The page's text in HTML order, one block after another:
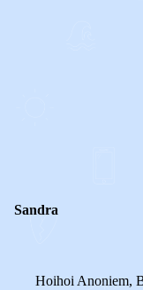
Sandra
Hoihoi Anoniem,